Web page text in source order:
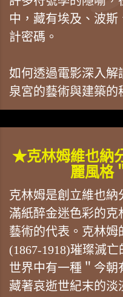
中，藏有埃及、波
計密碼。
如何透過電影深入解
泉宮的藝術與建築的
★克林姆維也納
麗風格
克林姆是創立維也
滿紙醉金迷色彩的克
藝術的代表。克林姆
(1867-1918)璀璨滅
世界中有一種＂今
藏著哀逝世紀末的淡